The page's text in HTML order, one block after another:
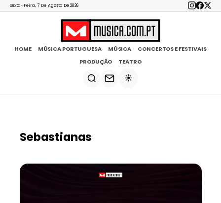
Sexta-Feira, 7 De Agosto De 2026
HOME MÚSICA PORTUGUESA MÚSICA
CONCERTOS E FESTIVAIS
PRODUÇÃO
TEATRO
☀️
Sebastianas